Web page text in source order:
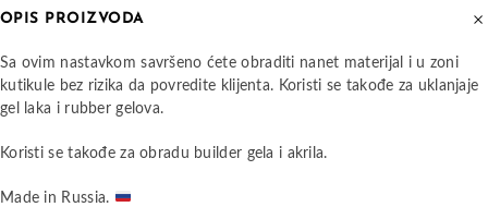
OPIS PROIZVODA
Sa ovim nastavkom savršeno ćete obraditi nanet materijal i u zoni
kutikule bez rizika da povredite klijenta. Koristi se takođe za uklanjaje
gel laka i rubber gelova.
Koristi se takođe za obradu builder gela i akrila.
Made in Russia.